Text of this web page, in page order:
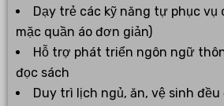
Dạy trẻ các kỹ năng tự phục
mặc quần áo đơn giản)
Hỗ trợ phát triển ngôn ngữ
đọc sách
Duy trì lịch ngủ, ăn, vệ sinh đều